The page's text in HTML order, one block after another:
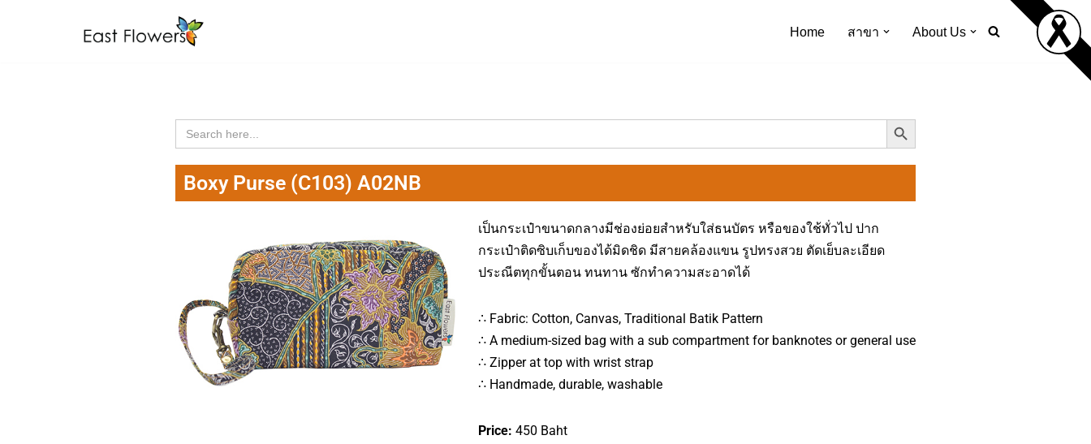
Home สาขา About Us
Search
for:
Search Button
Boxy Purse (C103) A02NB
เป็นกระเป๋าขนาดกลางมีช่องย่อยสำหรับใส่ธนบัตร หรือของใช้ทั่วไป ปาก
กระเป๋าติดซิบเก็บของได้มิดชิด มีสายคล้องแขน รูปทรงสวย ตัดเย็บละเอียด
ประณีตทุกขั้นตอน ทนทาน ซักทำความสะอาดได้
∴ Fabric: Cotton, Canvas, Traditional Batik Pattern
∴ A medium-sized bag with a sub compartment for banknotes or general use
∴ Zipper at top with wrist strap
∴ Handmade, durable, washable
Price: 450 Baht